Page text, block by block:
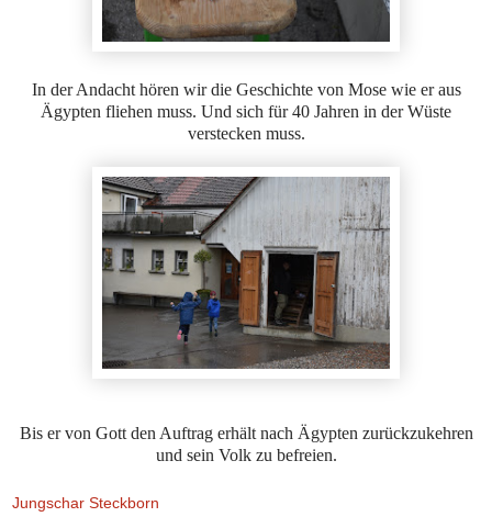
In der Andacht hören wir die Geschichte von Mose wie er aus
Ägypten fliehen muss. Und sich für 40 Jahren in der Wüste
verstecken muss.
Bis er von Gott den Auftrag erhält nach Ägypten zurückzukehren
und sein Volk zu befreien.
Jungschar Steckborn